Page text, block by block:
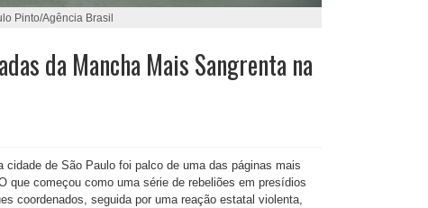
Pinto/Agência Brasil
da Mancha Mais Sangrenta na
de São Paulo foi palco de uma das páginas mais
que começou como uma série de rebeliões em presídios
coordenados, seguida por uma reação estatal violenta,